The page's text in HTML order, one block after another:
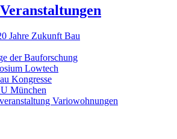
Jahre Zukunft Bau
der Bauforschung
Lowtech
Kongresse
München
Variowohnungen